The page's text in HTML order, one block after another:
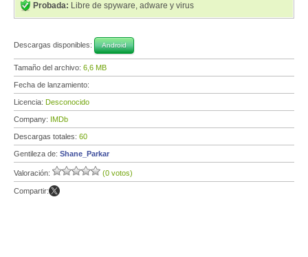
Probada: Libre de spyware, adware y virus
Descargas disponibles: Android
Tamaño del archivo: 6,6 MB
Fecha de lanzamiento:
Licencia: Desconocido
Company: IMDb
Descargas totales: 60
Gentileza de: Shane_Parkar
Valoración: (0 votos)
Compartir: